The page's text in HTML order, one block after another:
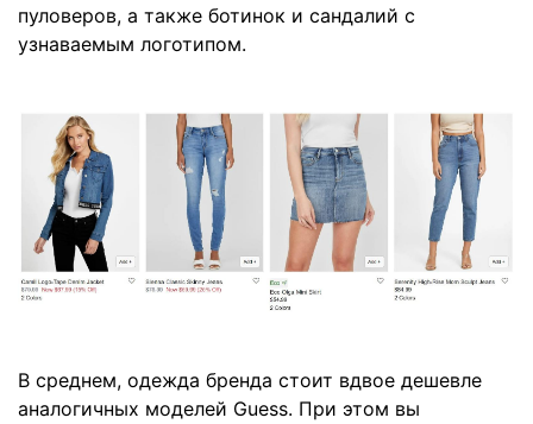
пуловеров, а также ботинок и сандалий с
узнаваемым логотипом.
В среднем, одежда бренда стоит вдвое дешевле
аналогичных моделей Guess. При этом вы